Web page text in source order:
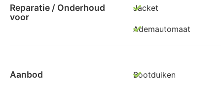
Reparatie / Onderhoud
voor
Jacket
Ademautomaat
Aanbod Bootduiken